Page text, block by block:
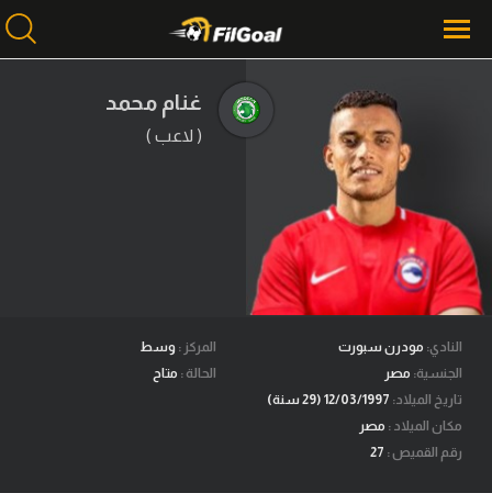
محتوى إخباري
الرئيسية
أخبار
مباريات
ميركاتو
فانتازي في الجول
مسابقة التوقعات
فيديوهات
غنام محمد
( لاعب )
النادي: مودرن سبورت
الجنسية: مصر
تاريخ الميلاد:
مكان الميلاد : مصر
رقم القميص :
المركز : وسط
الحالة : متاح